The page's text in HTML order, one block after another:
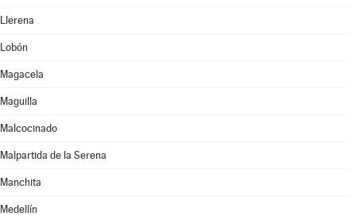
Llerena
Lobón
Magacela
Maguilla
Malcocinado
Malpartida de la Serena
Manchita
Medellín